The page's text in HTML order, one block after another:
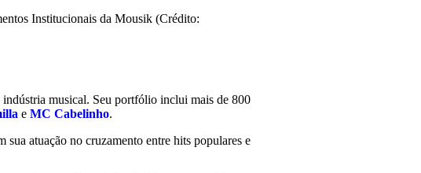
Institucionais da Mousik (Crédito:
indústria musical. Seu portfólio inclui mais de 800
e MC Cabelinho.
sua atuação no cruzamento entre hits populares e